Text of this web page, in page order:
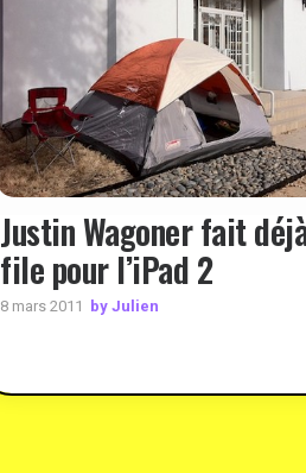
Justin Wagoner fait
file pour l’iPad 2
8 mars 2011 by Julien